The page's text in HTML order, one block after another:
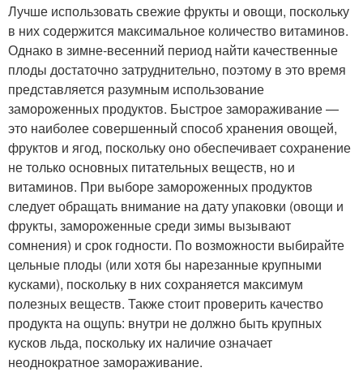
Лучше использовать свежие фрукты и овощи, поскольку
в них содержится максимальное количество витаминов.
Однако в зимне-весенний период найти качественные
плоды достаточно затруднительно, поэтому в это время
представляется разумным использование
замороженных продуктов. Быстрое замораживание —
это наиболее совершенный способ хранения овощей,
фруктов и ягод, поскольку оно обеспечивает сохранение
не только основных питательных веществ, но и
витаминов. При выборе замороженных продуктов
следует обращать внимание на дату упаковки (овощи и
фрукты, замороженные среди зимы вызывают
сомнения) и срок годности. По возможности выбирайте
цельные плоды (или хотя бы нарезанные крупными
кусками), поскольку в них сохраняется максимум
полезных веществ. Также стоит проверить качество
продукта на ощупь: внутри не должно быть крупных
кусков льда, поскольку их наличие означает
неоднократное замораживание.